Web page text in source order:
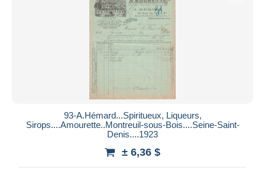
93-A.Hémard...Spiritueux, Liqueurs,
Sirops....Amourette..Montreuil-sous-Bois....Seine-Saint-
Denis....1923
± 6,36 $